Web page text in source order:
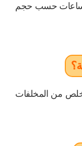
ساعات حسب حجم
من المخلفات